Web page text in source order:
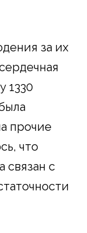
за их
1330
прочие
что
связан с